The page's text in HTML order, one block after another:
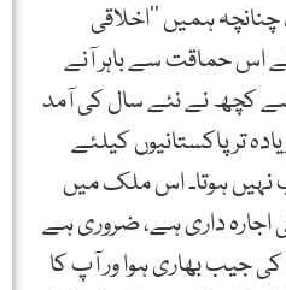
ہمیں ’’اخلاقی
اس حماقت سے باہر آنے
کچھ نے نئے سال کی آمد
تر پاکستانیوں کیلئے
نہیں ہوتا۔ اس ملک میں
اجارہ داری ہے، ضروری ہے
جیب بھاری ہوا ور آپ کا